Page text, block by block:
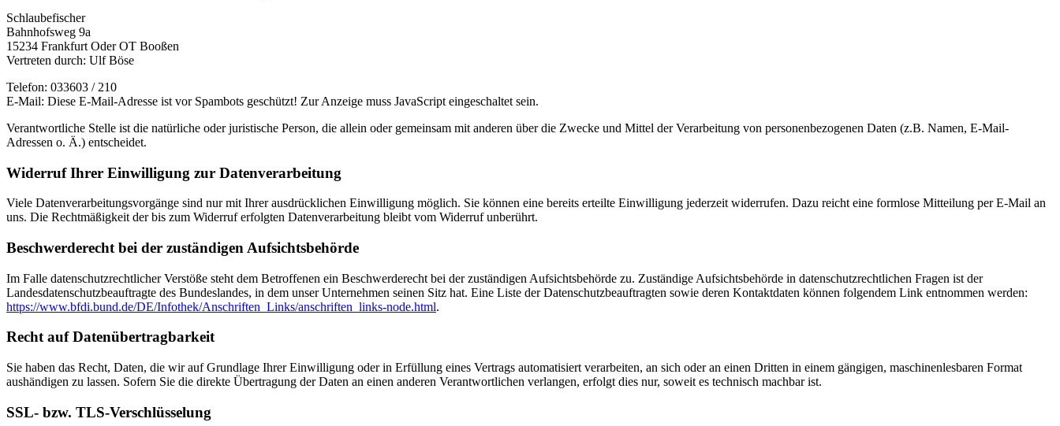
Schlaubefischer
Bahnhofsweg 9a
15234 Frankfurt Oder OT Booßen
Vertreten durch: Ulf Böse
Telefon: 033603 / 210
E-Mail: Diese E-Mail-Adresse ist vor Spambots geschützt! Zur Anzeige muss JavaScript eingeschaltet sein.
Verantwortliche Stelle ist die natürliche oder juristische Person, die allein oder gemeinsam mit anderen über die Zwecke und Mittel der Verarbeitung von personenbezogenen Daten (z.B. Namen, E-Mail-
Adressen o. Ä.) entscheidet.
Widerruf Ihrer Einwilligung zur Datenverarbeitung
Viele Datenverarbeitungsvorgänge sind nur mit Ihrer ausdrücklichen Einwilligung möglich. Sie können eine bereits erteilte Einwilligung jederzeit widerrufen. Dazu reicht eine formlose Mitteilung per E-Mail an
uns. Die Rechtmäßigkeit der bis zum Widerruf erfolgten Datenverarbeitung bleibt vom Widerruf unberührt.
Beschwerderecht bei der zuständigen Aufsichtsbehörde
Im Falle datenschutzrechtlicher Verstöße steht dem Betroffenen ein Beschwerderecht bei der zuständigen Aufsichtsbehörde zu. Zuständige Aufsichtsbehörde in datenschutzrechtlichen Fragen ist der
Landesdatenschutzbeauftragte des Bundeslandes, in dem unser Unternehmen seinen Sitz hat. Eine Liste der Datenschutzbeauftragten sowie deren Kontaktdaten können folgendem Link entnommen werden:
https://www.bfdi.bund.de/DE/Infothek/Anschriften_Links/anschriften_links-node.html.
Recht auf Datenübertragbarkeit
Sie haben das Recht, Daten, die wir auf Grundlage Ihrer Einwilligung oder in Erfüllung eines Vertrags automatisiert verarbeiten, an sich oder an einen Dritten in einem gängigen, maschinenlesbaren Format
aushändigen zu lassen. Sofern Sie die direkte Übertragung der Daten an einen anderen Verantwortlichen verlangen, erfolgt dies nur, soweit es technisch machbar ist.
SSL- bzw. TLS-Verschlüsselung